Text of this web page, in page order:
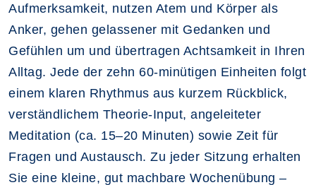
Aufmerksamkeit, nutzen Atem und Körper als
Anker, gehen gelassener mit Gedanken und
Gefühlen um und übertragen Achtsamkeit in Ihren
Alltag. Jede der zehn 60‑minütigen Einheiten folgt
einem klaren Rhythmus aus kurzem Rückblick,
verständlichem Theorie‑Input, angeleiteter
Meditation (ca. 15–20 Minuten) sowie Zeit für
Fragen und Austausch. Zu jeder Sitzung erhalten
Sie eine kleine, gut machbare Wochenübung –